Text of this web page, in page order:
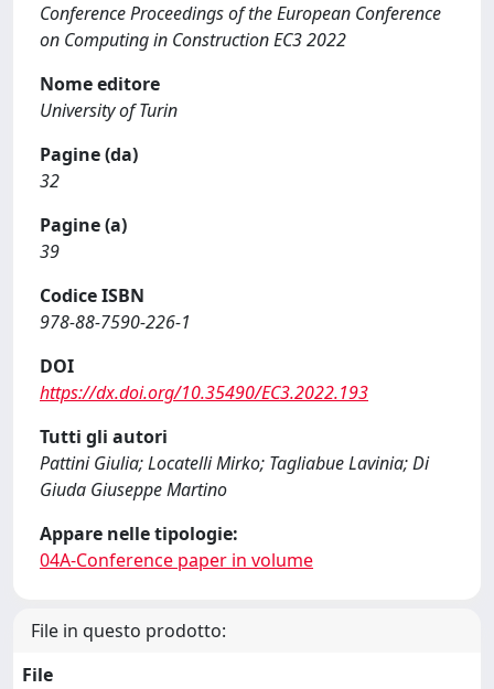
Conference Proceedings of the European Conference
on Computing in Construction EC3 2022
Nome editore
University of Turin
Pagine (da)
32
Pagine (a)
39
Codice ISBN
978-88-7590-226-1
DOI
https://dx.doi.org/10.35490/EC3.2022.193
Tutti gli autori
Pattini Giulia; Locatelli Mirko; Tagliabue Lavinia; Di
Giuda Giuseppe Martino
Appare nelle tipologie:
04A-Conference paper in volume
File in questo prodotto:
File